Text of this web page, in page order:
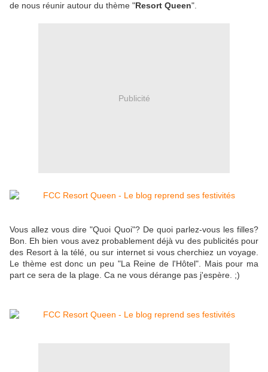
de nous réunir autour du thème "Resort Queen".
Publicité
Vous allez vous dire "Quoi Quoi"? De quoi parlez-vous les filles?
Bon. Eh bien vous avez probablement déjà vu des publicités pour
des Resort à la télé, ou sur internet si vous cherchiez un voyage.
Le thème est donc un peu "La Reine de l'Hôtel". Mais pour ma
part ce sera de la plage. Ca ne vous dérange pas j'espère. ;)